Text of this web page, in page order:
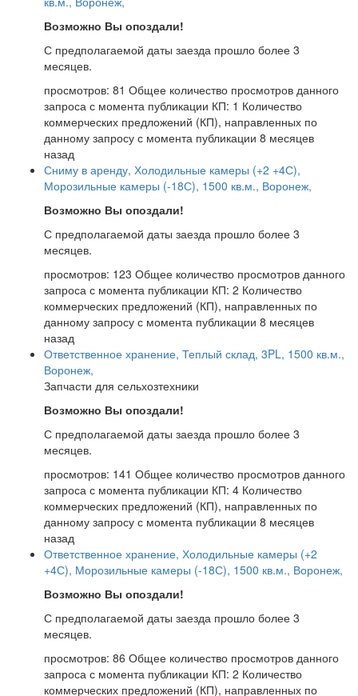
Возможно Вы опоздали!
С предполагаемой даты заезда прошло более 3
месяцев.
просмотров: 81 Общее количество просмотров данного
запроса с момента публикации КП: 1 Количество
коммерческих предложений (КП), направленных по
данному запросу с момента публикации 8 месяцев
назад
Сниму в аренду, Холодильные камеры (+2 +4С),
Морозильные камеры (-18С), 1500 кв.м., Воронеж,
Возможно Вы опоздали!
С предполагаемой даты заезда прошло более 3
месяцев.
просмотров: 123 Общее количество просмотров данного
запроса с момента публикации КП: 2 Количество
коммерческих предложений (КП), направленных по
данному запросу с момента публикации 8 месяцев
назад
Ответственное хранение, Теплый склад, 3PL, 1500 кв.м.,
Воронеж,
Запчасти для сельхозтехники
Возможно Вы опоздали!
С предполагаемой даты заезда прошло более 3
месяцев.
просмотров: 141 Общее количество просмотров данного
запроса с момента публикации КП: 4 Количество
коммерческих предложений (КП), направленных по
данному запросу с момента публикации 8 месяцев
назад
Ответственное хранение, Холодильные камеры (+2
+4С), Морозильные камеры (-18С), 1500 кв.м., Воронеж,
Возможно Вы опоздали!
С предполагаемой даты заезда прошло более 3
месяцев.
просмотров: 86 Общее количество просмотров данного
запроса с момента публикации КП: 2 Количество
коммерческих предложений (КП), направленных по